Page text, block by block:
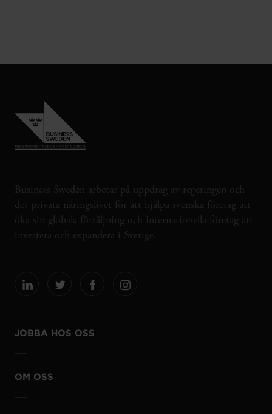
Business Sweden arbetar på uppdrag av regeringen och
det privata näringslivet för att hjälpa svenska företag att
öka sin globala försäljning och internationella företag att
investera och expandera i Sverige.
JOBBA HOS OSS
OM OSS